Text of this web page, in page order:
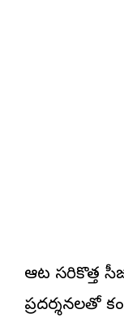
ఆట సరికొత్త
ప్రదర్శనలతో